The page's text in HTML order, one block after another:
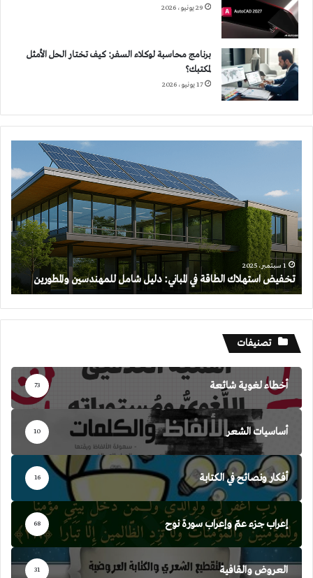
29 يونيو، 2026
برنامج محاسبة لوكلاء السفر: كيف تختار الحل الأمثل
لمكتبك؟
17 يونيو، 2026
تخفيض
في
المباني:
دليل
شامل
للمهندسين
والمطورين
1 سبتمبر، 2025
تخفيض استهلاك الطاقة في المباني: دليل شامل للمهندسين والمطورين
تصنيفات
أخطاء لغوية شائعة 73
أساسيات الشعر 10
أفكار ونصائح في الكتابة 16
إعراب جزء عمّ وإعراب سورة نوح 68
العروض والقافية 31